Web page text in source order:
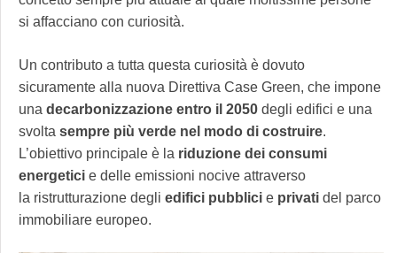
si affacciano con curiosità.
Un contributo a tutta questa curiosità è dovuto
sicuramente alla nuova Direttiva Case Green, che impone
una decarbonizzazione entro il 2050 degli edifici e una
svolta sempre più verde nel modo di costruire.
L’obiettivo principale è la riduzione dei consumi
energetici e delle emissioni nocive attraverso
la ristrutturazione degli edifici pubblici e privati del parco
immobiliare europeo.